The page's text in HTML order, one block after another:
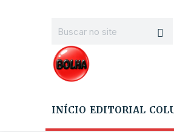
INÍCIO EDITORIAL